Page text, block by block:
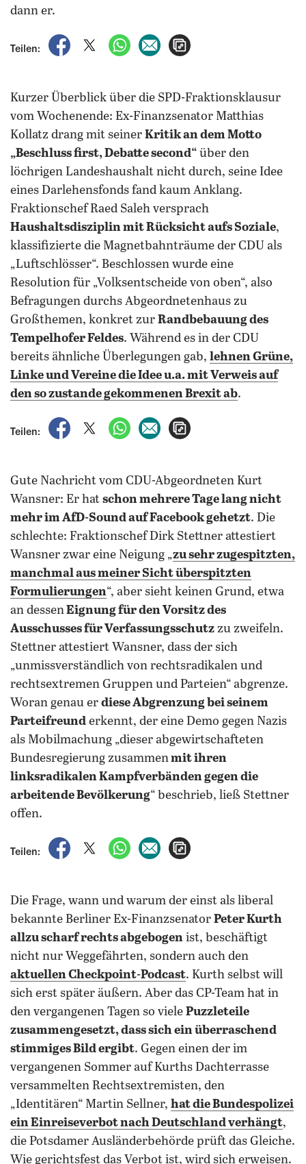
dann er.
Teilen:
auf Facebook teilen
auf X teilenper WhatsApp teilen
per E-Mail teilen
Kurzer Überblick über die SPD-Fraktionsklausur
vom Wochenende: Ex-Finanzsenator Matthias
Kollatz drang mit seiner Kritik an dem Motto
„Beschluss first, Debatte second“ über den
löchrigen Landeshaushalt nicht durch, seine Idee
eines Darlehensfonds fand kaum Anklang.
Fraktionschef Raed Saleh versprach
Haushaltsdisziplin mit Rücksicht aufs Soziale,
klassifizierte die Magnetbahnträume der CDU als
„Luftschlösser“. Beschlossen wurde eine
Resolution für „Volksentscheide von oben“, also
Befragungen durchs Abgeordnetenhaus zu
Großthemen, konkret zur Randbebauung des
Tempelhofer Feldes. Während es in der CDU
bereits ähnliche Überlegungen gab, lehnen Grüne,
Linke und Vereine die Idee u.a. mit Verweis auf
den so zustande gekommenen Brexit ab.
Teilen:
auf Facebook teilen
auf X teilenper WhatsApp teilen
per E-Mail teilen
Gute Nachricht vom CDU-Abgeordneten Kurt
Wansner: Er hat schon mehrere Tage lang nicht
mehr im AfD-Sound auf Facebook gehetzt. Die
schlechte: Fraktionschef Dirk Stettner attestiert
Wansner zwar eine Neigung „zu sehr zugespitzten,
manchmal aus meiner Sicht überspitzten
Formulierungen“, aber sieht keinen Grund, etwa
an dessenEignung für den Vorsitz des
Ausschusses für Verfassungsschutz zu zweifeln.
Stettner attestiert Wansner, dass der sich
„unmissverständlich von rechtsradikalen und
rechtsextremen Gruppen und Parteien“ abgrenze.
Woran genau er diese Abgrenzung bei seinem
Parteifreund erkennt, der eine Demo gegen Nazis
als Mobilmachung „dieser abgewirtschafteten
Bundesregierung zusammenmit ihren
linksradikalen Kampfverbänden gegen die
arbeitende Bevölkerung“ beschrieb, ließ Stettner
offen.
Teilen:
auf Facebook teilen
auf X teilenper WhatsApp teilen
per E-Mail teilen
Die Frage, wann und warum der einst als liberal
bekannte Berliner Ex-Finanzsenator Peter Kurth
allzu scharf rechts abgebogen ist, beschäftigt
nicht nur Weggefährten, sondern auch den
aktuellen Checkpoint-Podcast. Kurth selbst will
sich erst später äußern. Aber das CP-Team hat in
den vergangenen Tagen so viele Puzzleteile
zusammengesetzt, dass sich ein überraschend
stimmiges Bild ergibt. Gegen einen der im
vergangenen Sommer auf Kurths Dachterrasse
versammelten Rechtsextremisten, den
„Identitären“ Martin Sellner, hat die Bundespolizei
einEinreiseverbot nach Deutschlandverhängt,
die Potsdamer Ausländerbehörde prüft das Gleiche.
Wie gerichtsfest das Verbot ist, wird sich erweisen.